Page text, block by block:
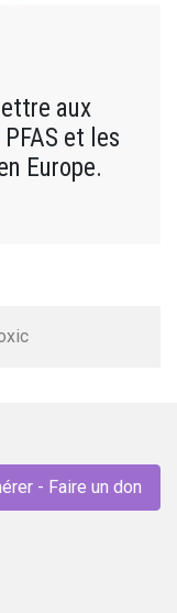
aux
et les
Europe.
- Faire un don